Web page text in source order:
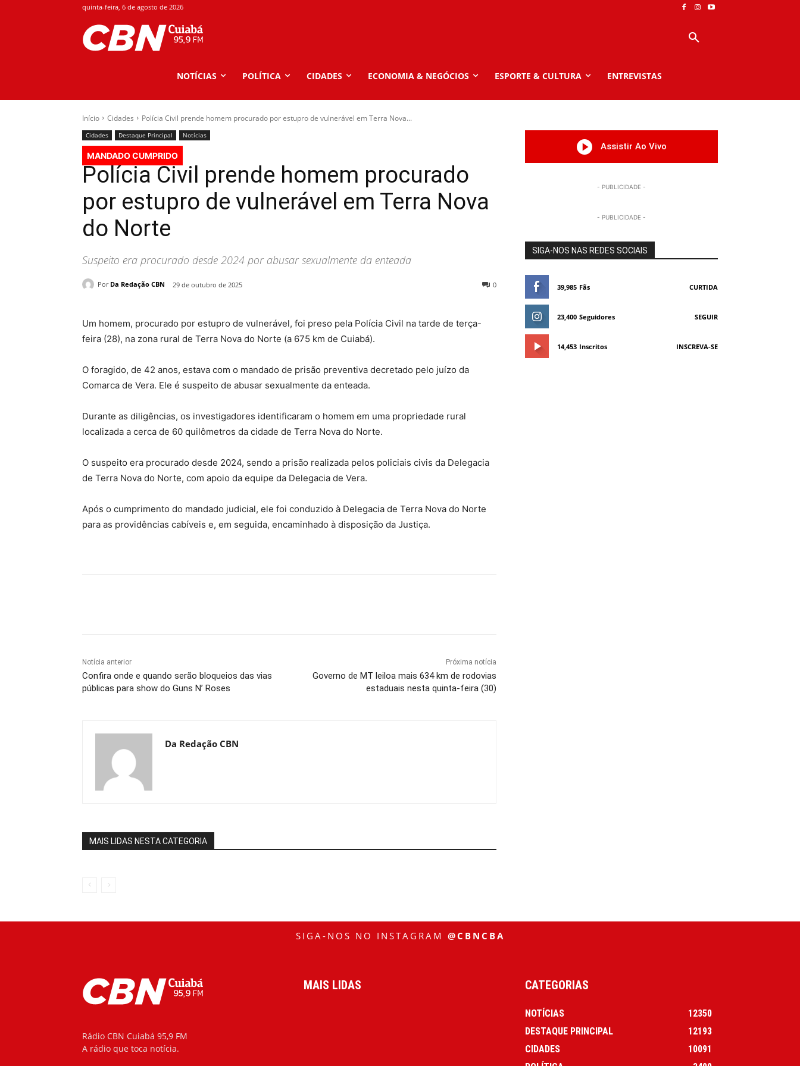
quinta-feira, 6 de agosto de 2026
NOTÍCIAS POLÍTICA CIDADES ECONOMIA & NEGÓCIOS ESPORTE & CULTURA ENTREVISTAS
Início Cidades Polícia Civil prende homem procurado por estupro de vulnerável em Terra Nova...
Cidades Destaque Principal Notícias
MANDADO CUMPRIDO
Polícia Civil prende homem procurado
por estupro de vulnerável em Terra Nova
do Norte
Suspeito era procurado desde 2024 por abusar sexualmente da enteada
Por Da Redação CBN 29 de outubro de 2025 0
Um homem, procurado por estupro de vulnerável, foi preso pela Polícia Civil na tarde de terça-
feira (28), na zona rural de Terra Nova do Norte (a 675 km de Cuiabá).
O foragido, de 42 anos, estava com o mandado de prisão preventiva decretado pelo juízo da
Comarca de Vera. Ele é suspeito de abusar sexualmente da enteada.
Durante as diligências, os investigadores identificaram o homem em uma propriedade rural
localizada a cerca de 60 quilômetros da cidade de Terra Nova do Norte.
O suspeito era procurado desde 2024, sendo a prisão realizada pelos policiais civis da Delegacia
de Terra Nova do Norte, com apoio da equipe da Delegacia de Vera.
Após o cumprimento do mandado judicial, ele foi conduzido à Delegacia de Terra Nova do Norte
para as providências cabíveis e, em seguida, encaminhado à disposição da Justiça.
Notícia anterior
Confira onde e quando serão bloqueios das vias
públicas para show do Guns N’ Roses
Próxima notícia
Governo de MT leiloa mais 634 km de rodovias
estaduais nesta quinta-feira (30)
Da Redação CBN
MAIS LIDAS NESTA CATEGORIA
Assistir Ao Vivo
- PUBLICIDADE -
- PUBLICIDADE -
SIGA-NOS NAS REDES SOCIAIS
39,985 Fãs CURTIDA
23,400 Seguidores SEGUIR
14,453 Inscritos INSCREVA-SE
SIGA-NOS NO INSTAGRAM @CBNCBA
Rádio CBN Cuiabá 95,9 FM
A rádio que toca notícia.
MAIS LIDAS CATEGORIAS
NOTÍCIAS
12350
DESTAQUE PRINCIPAL
12193
CIDADES
10091